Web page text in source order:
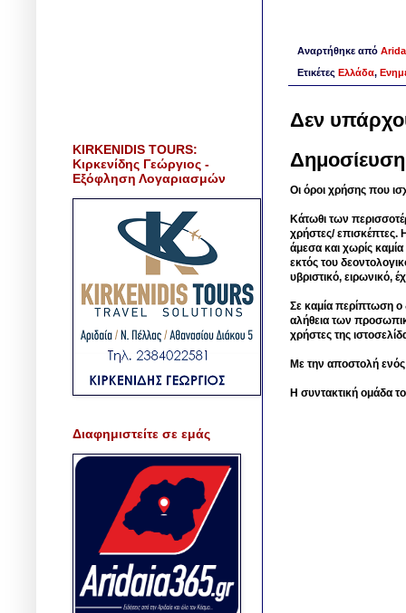
Αναρτήθηκε από
Ετικέτες Ελλάδα,
Δεν
Οι όροι χρήσης που
Κάτωθι των
χρήστες/ επισκέπτες.
άμεσα και χωρίς
εκτός του
υβριστικό, ειρωνικό,
Σε καμία περίπτωση ο
αλήθεια των
χρήστες της
Με την αποστολή
Η συντακτική ομάδα
KIRKENIDIS TOURS:
Κιρκενίδης Γεώργιος -
Εξόφληση Λογαριασμών
Διαφημιστείτε σε εμάς